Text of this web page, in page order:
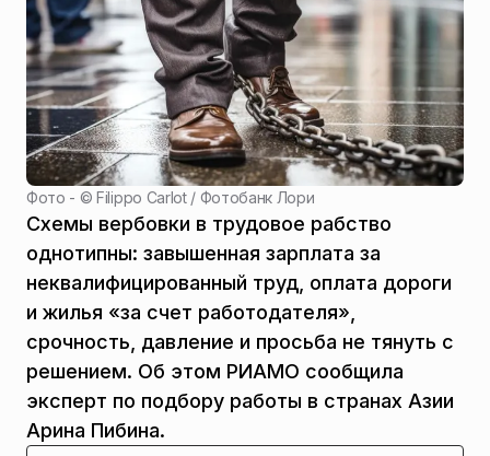
Фото - ©Filippo Carlot / Фотобанк Лори
Схемы вербовки в трудовое рабство
однотипны: завышенная зарплата за
неквалифицированный труд, оплата дороги
и жилья «за счет работодателя»,
срочность, давление и просьба не тянуть с
решением. Об этом РИАМО сообщила
эксперт по подбору работы в странах Азии
Арина Пибина.